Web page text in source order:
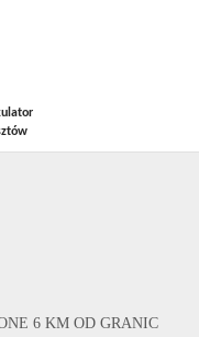
6 KM OD GRANIC